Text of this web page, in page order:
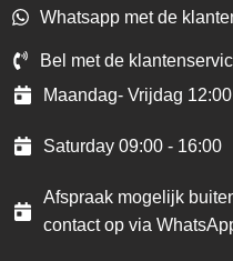
Whatsapp met de
Bel met de
Maandag- Vrijdag
Saturday 09:00 - 16:00
Afspraak mogelijk
contact op via